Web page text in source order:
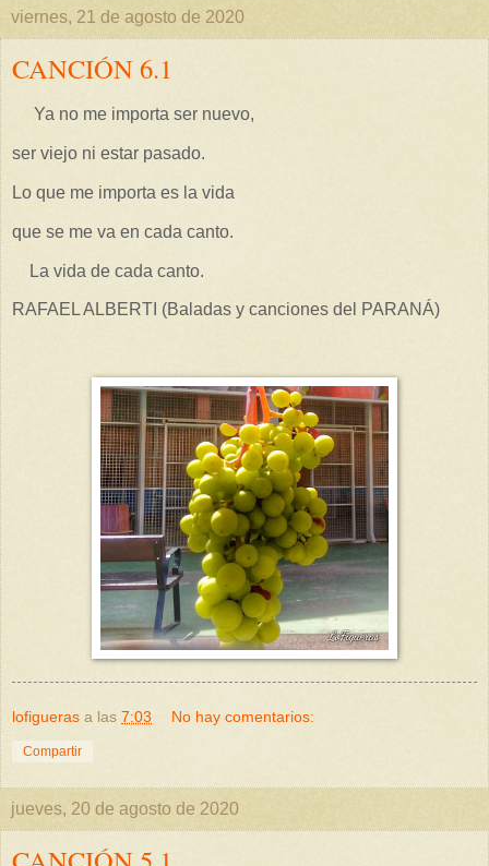
viernes, 21 de agosto de 2020
CANCIÓN 6.1
Ya no me importa ser nuevo,
ser viejo ni estar pasado.
Lo que me importa es la vida
que se me va en cada canto.
La vida de cada canto.
RAFAEL ALBERTI (Baladas y canciones del PARANÁ)
lofigueras a las 7:03 No hay comentarios:
Compartir
jueves, 20 de agosto de 2020